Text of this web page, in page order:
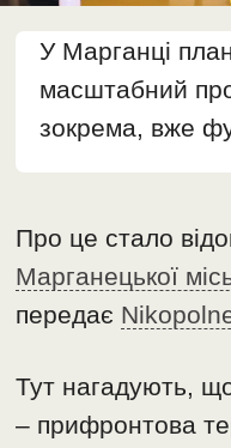
У Марганці
масштабний
зокрема, вже
Про це стало
Марганецької
передає
Тут нагадують,
– прифронтова